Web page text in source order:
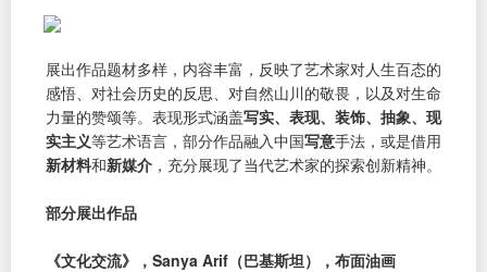
展出作品题材多样，内容丰富，反映了艺术家对人生百态的
感悟、对社会历史的反思、对自然山川的敬畏，以及对生命
力量的赞颂等。表现形式涵盖写实、表现、装饰、抽象、现
实主义等艺术语言，部分作品融入中国写意手法，或是借用
新材料和新媒介 ，充分展现了当代艺术家的探索创新精神。
部分展出作品
《文化交流》，Sanya Arif（巴基斯坦），布面油画